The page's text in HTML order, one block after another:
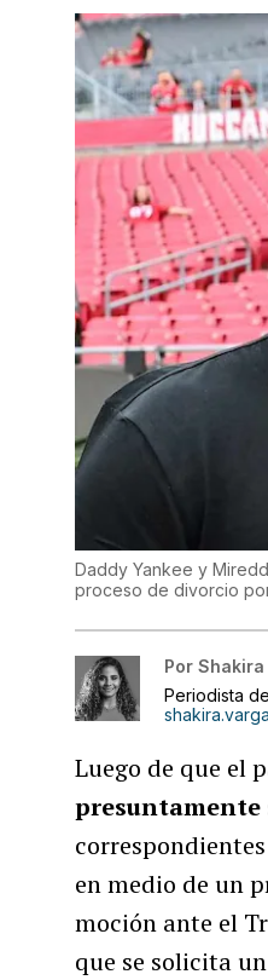
Daddy Yankee y
proceso de divorcio
Por Shakira
Periodista
Luego de que el
presuntamente
en medio de un
moción ante el
que se solicita